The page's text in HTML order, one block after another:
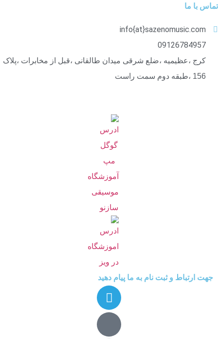
تماس با ما
info{at}sazenomusic.com
09126784957
کرج ،عظیمیه ،ضلع شرقی میدان طالقانی ،قبل از مخابرات ،پلاک
156 ،طبقه دوم سمت راست
جهت ارتباط و ثبت نام به ما پیام دهید